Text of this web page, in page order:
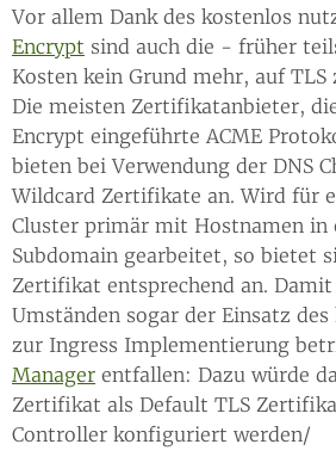
Vor allem Dank des kostenlos
Encrypt sind auch die - früher
Kosten kein Grund mehr, auf TLS
Die meisten Zertifikatanbieter,
Encrypt eingeführte ACME
bieten bei Verwendung der DNS
Wildcard Zertifikate an. Wird für
Cluster primär mit Hostnamen in
Subdomain gearbeitet, so bietet
Zertifikat entsprechend an.
Umständen sogar der Einsatz
zur Ingress Implementierung
Manager entfallen: Dazu würde
Zertifikat als Default TLS
Controller konfiguriert werden/